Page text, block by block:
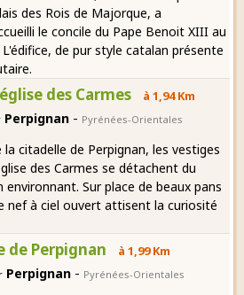
des Rois de Majorque, a
le concile du Pape Benoit XIII au
L'édifice, de pur style catalan présente
des Carmes à 1,94 Km
Perpignan - Pyrénées-Orientales
citadelle de Perpignan, les vestiges
des Carmes se détachent du
environnant. Sur place de beaux pans
nef à ciel ouvert attisent la curiosité
de Perpignan à 1,99 Km
Perpignan - Pyrénées-Orientales